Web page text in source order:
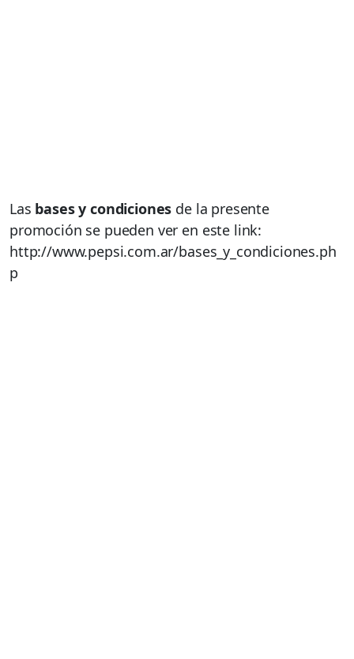
Las bases y condiciones de la presente
promoción se pueden ver en este link:
http://www.pepsi.com.ar/bases_y_condiciones.ph
p